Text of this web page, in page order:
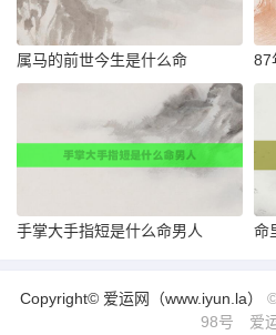
属马的前世今生是什么命 87
手掌大手指短是什么命男人 命
Copyright© 爱运网（www.iyun.la）
98号
爱